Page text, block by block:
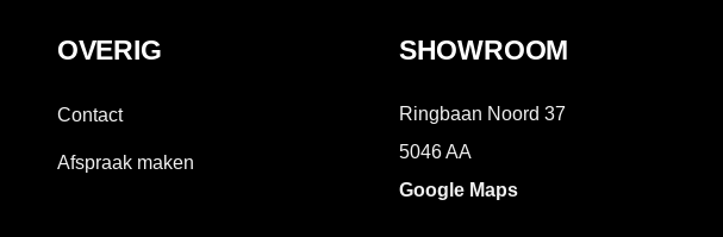
OVERIG
Contact
Afspraak maken
SHOWROOM
Ringbaan Noord 37
5046 AA
Google Maps